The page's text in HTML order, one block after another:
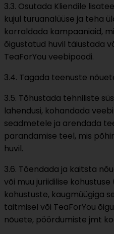
3.3. Osutada Kliendile
kujul turuanalüüse ja teha
korraldada kampaaniaid,
õigustatud huvil täiustada
TeaForYou veebipoodi.
3.4. Tagada teenuste
3.5. Tõhustada tehniliste
lahendusi, kohandada
seadmetele ja arendada
parandamise teel, mis
huvil.
3.6. Tõendada ja kaitsta
või muu juriidilise
kohustuste, kaugmüügiga
täitmisel või TeaForYou
nõuete, pöördumiste jmt